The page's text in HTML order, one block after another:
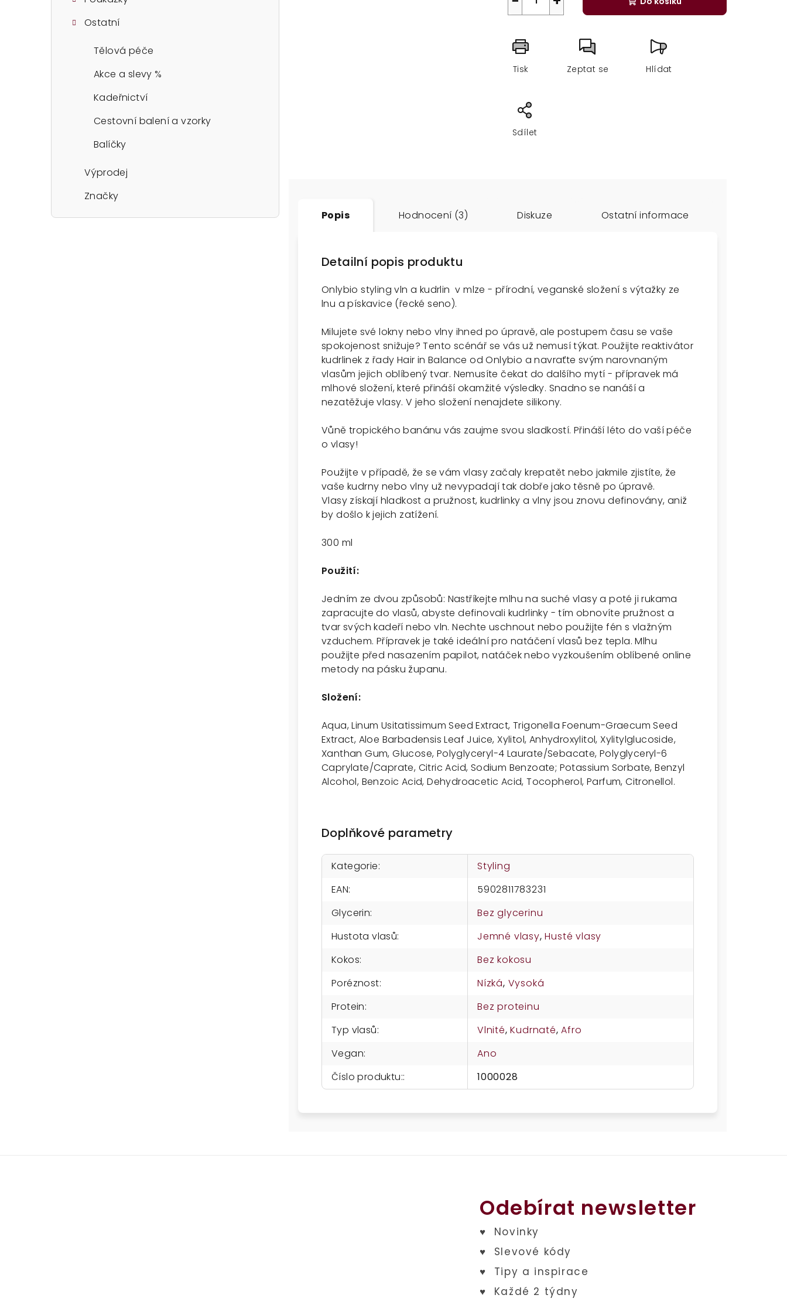
Ostatní
Tělová péče
Akce a slevy %
Kadeřnictví
Cestovní balení a vzorky
Balíčky
Výprodej
Značky
Tisk Zeptat se Hlídat
Sdílet
Popis Hodnocení (3) Diskuze Ostatní informace
Detailní popis produktu
Onlybio styling vln a kudrlin v mlze - přírodní, veganské složení s výtažky ze
lnu a pískavice (řecké seno).
Milujete své lokny nebo vlny ihned po úpravě, ale postupem času se vaše
spokojenost snižuje? Tento scénář se vás už nemusí týkat. Použijte reaktivátor
kudrlinek z řady Hair in Balance od Onlybio a navraťte svým narovnaným
vlasům jejich oblíbený tvar. Nemusíte čekat do dalšího mytí - přípravek má
mlhové složení, které přináší okamžité výsledky. Snadno se nanáší a
nezatěžuje vlasy. V jeho složení nenajdete silikony.
Vůně tropického banánu vás zaujme svou sladkostí. Přináší léto do vaší péče
o vlasy!
Použijte v případě, že se vám vlasy začaly krepatět nebo jakmile zjistíte, že
vaše kudrny nebo vlny už nevypadají tak dobře jako těsně po úpravě.
Vlasy získají hladkost a pružnost, kudrlinky a vlny jsou znovu definovány, aniž
by došlo k jejich zatížení.
300 ml
Použití:
Jedním ze dvou způsobů: Nastříkejte mlhu na suché vlasy a poté ji rukama
zapracujte do vlasů, abyste definovali kudrlinky - tím obnovíte pružnost a
tvar svých kadeří nebo vln. Nechte uschnout nebo použijte fén s vlažným
vzduchem. Přípravek je také ideální pro natáčení vlasů bez tepla. Mlhu
použijte před nasazením papilot, natáček nebo vyzkoušením oblíbené online
metody na pásku županu.
Složení:
Aqua, Linum Usitatissimum Seed Extract, Trigonella Foenum-Graecum Seed
Extract, Aloe Barbadensis Leaf Juice, Xylitol, Anhydroxylitol, Xylitylglucoside,
Xanthan Gum, Glucose, Polyglyceryl-4 Laurate/Sebacate, Polyglyceryl-6
Caprylate/Caprate, Citric Acid, Sodium Benzoate; Potassium Sorbate, Benzyl
Alcohol, Benzoic Acid, Dehydroacetic Acid, Tocopherol, Parfum, Citronellol.
Doplňkové parametry
Kategorie:
Styling
EAN:
5902811783231
Glycerin:
Bez glycerinu
Hustota vlasů: Jemné vlasy,Husté vlasy
Kokos:
Bez kokosu
Poréznost: Nízká, Vysoká
Protein:
Bez proteinu
Typ vlasů: Vlnité,Kudrnaté,Afro
Vegan:
Ano
Číslo produktu:: 1000028
Odebírat newsletter